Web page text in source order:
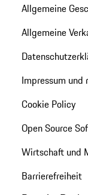
Allgemeine
Allgemeine
Impressum
Cookie Policy
Open Source
Wirtschaft und
Barrierefreiheit